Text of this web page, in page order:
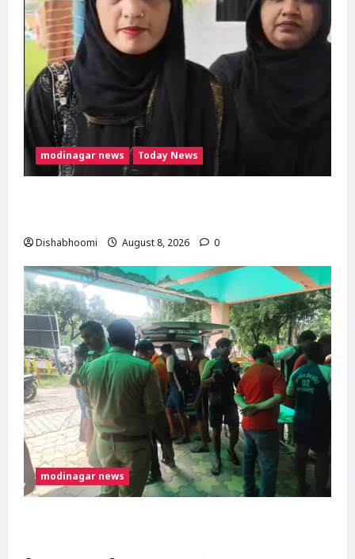
modinagar news Today News
Dishabhoomi August 8, 2026 0
modinagar news